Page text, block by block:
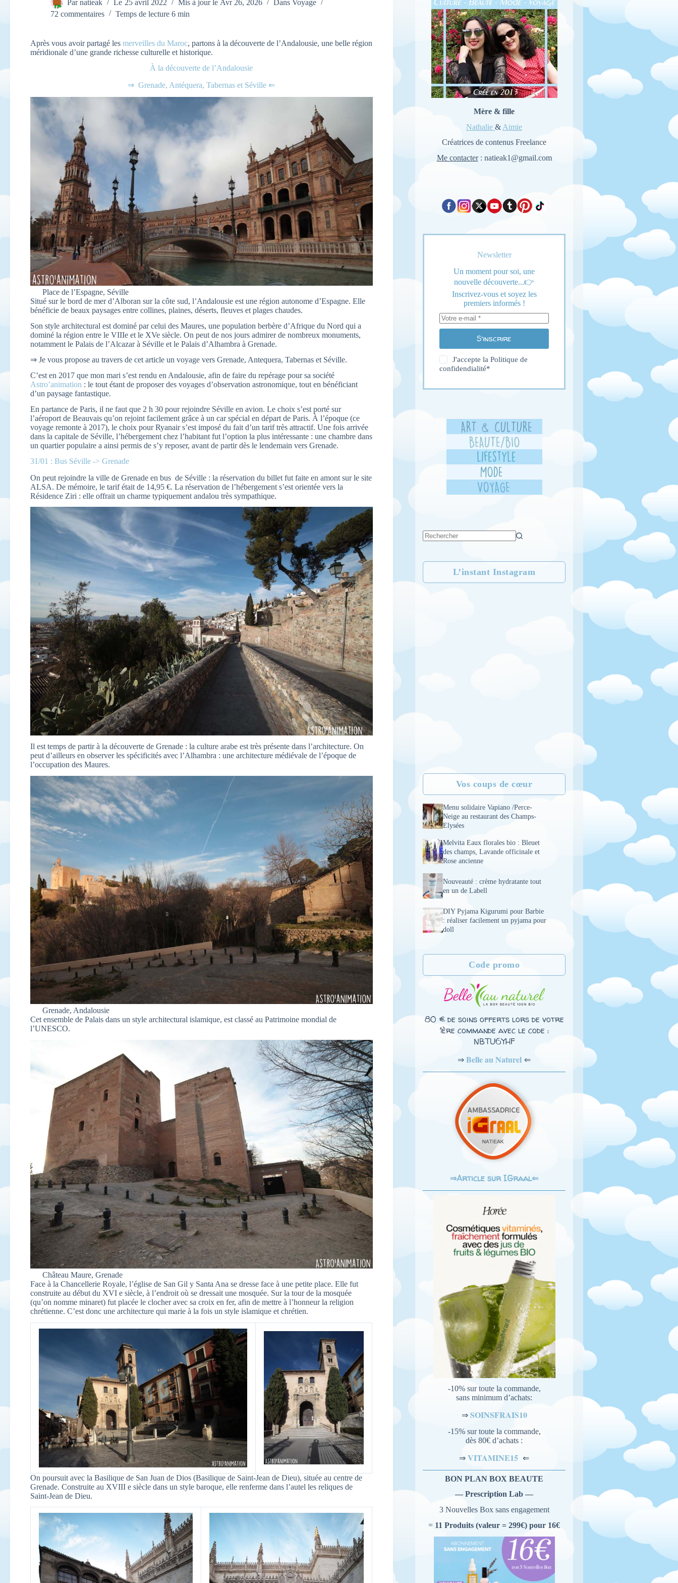
Par natieak Le 25 avril 2022 Mis à jour le Avr 26, 2026 Dans Voyage
72 commentaires
Temps de lecture 6 min
Après vous avoir partagé les merveilles du Maroc, partons à la découverte de l’Andalousie, une belle région
méridionale d’une grande richesse culturelle et historique.
À la découverte de l’Andalousie
⇒ Grenade, Antéquera, Tabernas et Séville ⇐
Place de l’Espagne, Séville
Situé sur le bord de mer d’Alboran sur la côte sud, l’Andalousie est une région autonome d’Espagne. Elle
bénéficie de beaux paysages entre collines, plaines, déserts, fleuves et plages chaudes.
Son style architectural est dominé par celui des Maures, une population berbère d’Afrique du Nord qui a
dominé la région entre le VIIIe et le XVe siècle. On peut de nos jours admirer de nombreux monuments,
notamment le Palais de l’Alcazar à Séville et le Palais d’Alhambra à Grenade.
⇒ Je vous propose au travers de cet article un voyage vers Grenade, Antequera, Tabernas et Séville.
C’est en 2017 que mon mari s’est rendu en Andalousie, afin de faire du repérage pour sa société
Astro’animation : le tout étant de proposer des voyages d’observation astronomique, tout en bénéficiant
d’un paysage fantastique.
En partance de Paris, il ne faut que 2 h 30 pour rejoindre Séville en avion. Le choix s’est porté sur
l’aéroport de Beauvais qu’on rejoint facilement grâce à un car spécial en départ de Paris. À l’époque (ce
voyage remonte à 2017), le choix pour Ryanair s’est imposé du fait d’un tarif très attractif. Une fois arrivée
dans la capitale de Séville, l’hébergement chez l’habitant fut l’option la plus intéressante : une chambre dans
un quartier populaire a ainsi permis de s’y reposer, avant de partir dès le lendemain vers Grenade.
31/01 : Bus Séville -> Grenade
On peut rejoindre la ville de Grenade en bus de Séville : la réservation du billet fut faite en amont sur le site
ALSA. De mémoire, le tarif était de 14,95 €. La réservation de l’hébergement s’est orientée vers la
Résidence Ziri : elle offrait un charme typiquement andalou très sympathique.
Il est temps de partir à la découverte de Grenade : la culture arabe est très présente dans l’architecture. On
peut d’ailleurs en observer les spécificités avec l’Alhambra : une architecture médiévale de l’époque de
l’occupation des Maures.
Grenade, Andalousie
Cet ensemble de Palais dans un style architectural islamique, est classé au Patrimoine mondial de
l’UNESCO.
Château Maure, Grenade
Face à la Chancellerie Royale, l’église de San Gil y Santa Ana se dresse face à une petite place. Elle fut
construite au début du XVI e siècle, à l’endroit où se dressait une mosquée. Sur la tour de la mosquée
(qu’on nomme minaret) fut placée le clocher avec sa croix en fer, afin de mettre à l’honneur la religion
chrétienne. C’est donc une architecture qui marie à la fois un style islamique et chrétien.
On poursuit avec la Basilique de San Juan de Dios (Basilique de Saint-Jean de Dieu), située au centre de
Grenade. Construite au XVIII e siècle dans un style baroque, elle renferme dans l’autel les reliques de
Saint-Jean de Dieu.
Mère & fille
Nathalie& Aimie
Créatrices de contenus Freelance
Me contacter: natieak1@gmail.com
Newsletter
Un moment pour soi, une
nouvelle découverte...👉
Inscrivez-vous et soyez les
premiers informés !
S’inscrire
J'accepte la Politique de
confidendialité*
L’instant Instagram
Vos coups de cœur
Menu solidaire Vapiano /Perce-
Neige au restaurant des Champs-
Elysées
Melvita Eaux florales bio : Bleuet
des champs, Lavande officinale et
Rose ancienne
Nouveauté : crème hydratante tout
en un de Labell
DIY Pyjama Kigurumi pour Barbie
: réaliser facilement un pyjama pour
doll
Code promo
80 € de soins offerts lors de votre
1ère commande avec le code :
NBTU6YHF
⇒Belle au Naturel ⇐
⇒Article sur IGraal⇐
-10% sur toute la commande,
sans minimum d’achats:
⇒ SOINSFRAIS10
-15% sur toute la commande,
dès 80€ d’achats :
⇒VITAMINE15 ⇐
BON PLAN BOX BEAUTE
— Prescription Lab —
3 Nouvelles Box sans engagement
= 11 Produits (valeur = 299€) pour 16€